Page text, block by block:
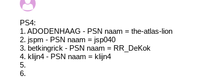
PS4:
1. ADODENHAAG - PSN naam = the-atlas-lion
2. jspm - PSN naam = jsp040
3. betkingrick - PSN naam = RR_DeKok
4. klijn4 - PSN naam = klijn4
5.
6.